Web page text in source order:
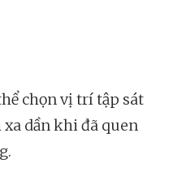
chọn vị trí tập sát
xa dần khi đã quen